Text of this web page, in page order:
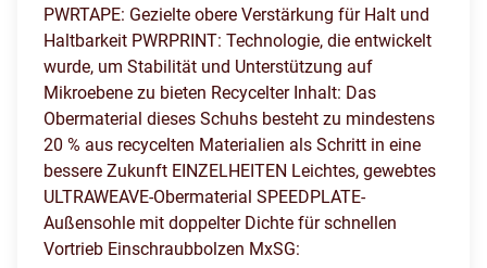
PWRTAPE: Gezielte obere Verstärkung für Halt und
Haltbarkeit PWRPRINT: Technologie, die entwickelt
wurde, um Stabilität und Unterstützung auf
Mikroebene zu bieten Recycelter Inhalt: Das
Obermaterial dieses Schuhs besteht zu mindestens
20 % aus recycelten Materialien als Schritt in eine
bessere Zukunft EINZELHEITEN Leichtes, gewebtes
ULTRAWEAVE-Obermaterial SPEEDPLATE-
Außensohle mit doppelter Dichte für schnellen
Vortrieb Einschraubbolzen MxSG: